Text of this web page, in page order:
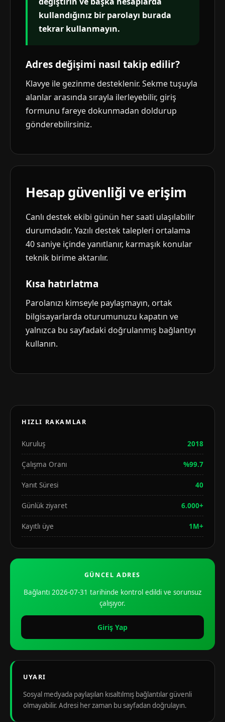
kullandığınız bir parolayı burada
tekrar kullanmayın.
Adres değişimi nasıl takip edilir?
Klavye ile gezinme desteklenir. Sekme tuşuyla
alanlar arasında sırayla ilerleyebilir, giriş
formunu fareye dokunmadan doldurup
gönderebilirsiniz.
Hesap güvenliği ve erişim
Canlı destek ekibi günün her saati ulaşılabilir
durumdadır. Yazılı destek talepleri ortalama
40 saniye içinde yanıtlanır, karmaşık konular
teknik birime aktarılır.
Kısa hatırlatma
Parolanızı kimseyle paylaşmayın, ortak
bilgisayarlarda oturumunuzu kapatın ve
yalnızca bu sayfadaki doğrulanmış bağlantıyı
kullanın.
HIZLI RAKAMLAR
Kuruluş 2018
Çalışma Oranı %99.7
Yanıt Süresi 40
Günlük ziyaret 6.000+
Kayıtlı üye 1M+
GÜNCEL ADRES
Bağlantı 2026-07-31 tarihinde kontrol edildi ve sorunsuz
çalışıyor.
Giriş Yap
UYARI
Sosyal medyada paylaşılan kısaltılmış bağlantılar güvenli
olmayabilir. Adresi her zaman bu sayfadan doğrulayın.